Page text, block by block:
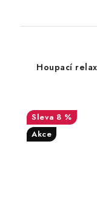
Houpací
8 %
Akce